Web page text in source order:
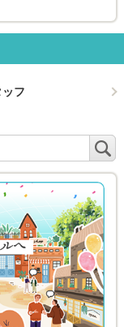
フ